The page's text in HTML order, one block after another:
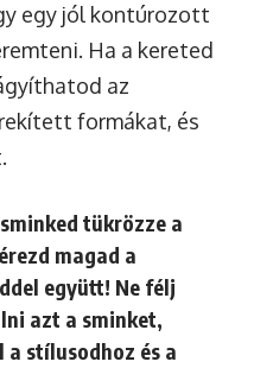
egy jól kontúrozott
Ha a kereted
az
formákat, és
tükrözze a
magad a
együtt! Ne félj
azt a sminket,
a stílusodhoz és a